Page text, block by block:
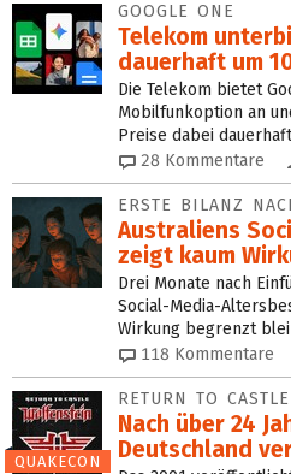
GOOGLE ONE
Telekom
dauerhaft um
Die Telekom bietet
Mobilfunkoption an
Preise dabei
28 Kommentare
ERSTE BILANZ
Australiens
zeigt kaum
Drei Monate nach
Social-Media-
Wirkung begrenzt
118 Kommentare
QUAKECON
RETURN TO
Nach über 24
Deutschland